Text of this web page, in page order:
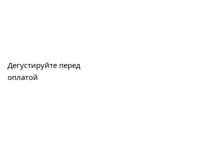
Дегустируйте перед
оплатой